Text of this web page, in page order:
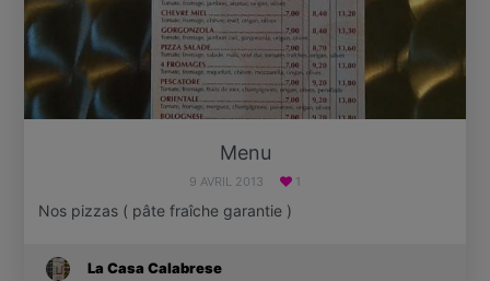
Menu
9 AVRIL 2013 1
Nos pizzas ( pâte fraîche garantie )
La Casa Calabrese